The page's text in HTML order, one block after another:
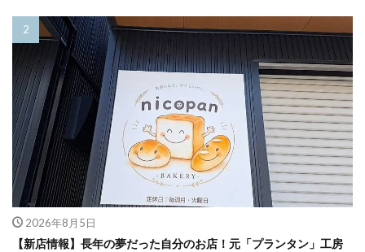
2026年8月5日
【新店情報】長年の夢だった自分のお店！元「プランタン」工房